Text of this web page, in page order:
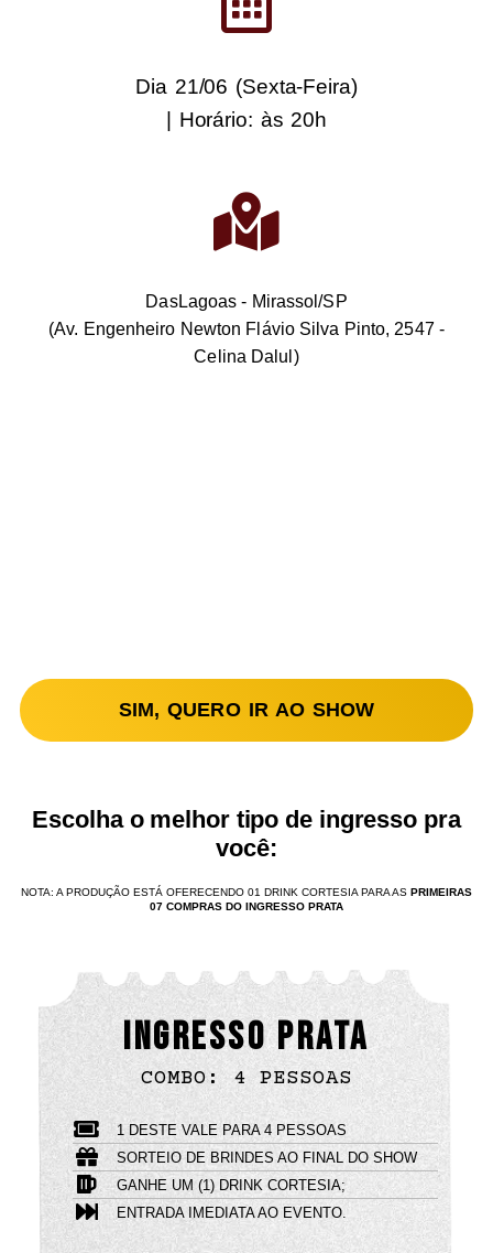
Dia 21/06 (Sexta-Feira)
| Horário: às 20h
DasLagoas - Mirassol/SP
(Av. Engenheiro Newton Flávio Silva Pinto, 2547 -
Celina Dalul)
SIM, QUERO IR AO SHOW
Escolha o melhor tipo de ingresso pra
você:
NOTA: A PRODUÇÃO ESTÁ OFERECENDO 01 DRINK CORTESIA PARA AS PRIMEIRAS
07 COMPRAS DO INGRESSO PRATA
INGRESSO PRATA
COMBO: 4 PESSOAS
1 DESTE VALE PARA 4 PESSOAS
SORTEIO DE BRINDES AO FINAL DO SHOW
GANHE UM (1) DRINK CORTESIA;
ENTRADA IMEDIATA AO EVENTO.